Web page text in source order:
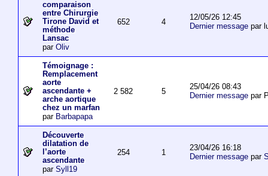
comparaison
entre Chirurgie
Tirone David et
méthode
Lansac
par Oliv
652 4
12/05/26 12:45
Dernier messagepar
Témoignage :
Remplacement
aorte
ascendante +
arche aortique
chez un marfan
par Barbapapa
2 582 5
25/04/26 08:43
Dernier messagepar
Découverte
dilatation de
l’aorte
ascendante
par Syll19
254 1
23/04/26 16:18
Dernier messagepar